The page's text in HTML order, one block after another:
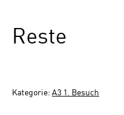
Reste
Kategorie:A3 1. Besuch